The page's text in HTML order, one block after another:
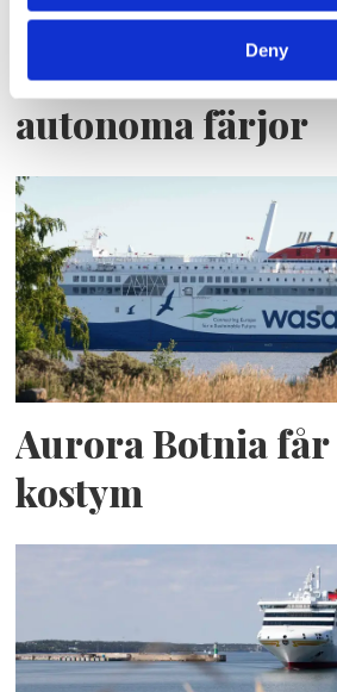
Deny
Blå genväg ska
autonoma färjor
Aurora Botnia får
kostym